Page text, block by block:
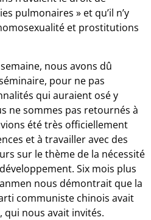
pulmonaires » et qu’il n’y
et prostitutions
nous avons dû
pour ne pas
qui auraient osé y
ne sommes pas retournés à
été très officiellement
et à travailler avec des
sur le thème de la nécessité
Six mois plus
nous démontrait que la
communiste chinois avait
qui nous avait invités.